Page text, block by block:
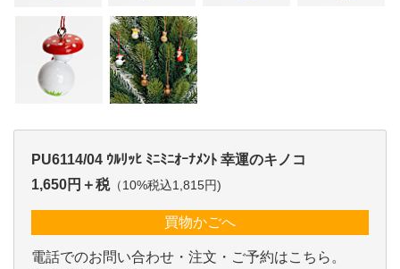
PU6114/04 ｳﾙﾘｯﾋ ﾐﾆﾐﾆｵｰﾅﾒﾝﾄ 幸運のキノコ
1,650円＋税（10%税込1,815円)
買物かごへ
電話でのお問い合わせ・注文・ご予約はこちら。